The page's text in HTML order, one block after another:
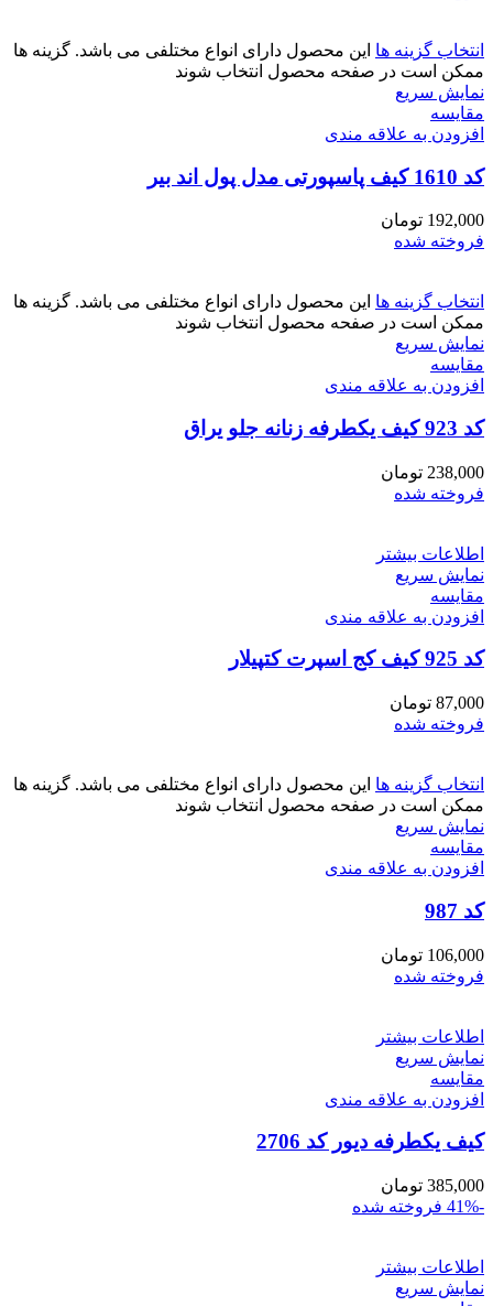
انتخاب گزینه ها این محصول دارای انواع مختلفی می باشد. گزینه ها
ممکن است در صفحه محصول انتخاب شوند
نمایش سریع
مقايسه
افزودن به علاقه مندی
کد 1610 کیف پاسپورتی مدل پول اند بیر
192,000 تومان
فروخته شده
انتخاب گزینه ها این محصول دارای انواع مختلفی می باشد. گزینه ها
ممکن است در صفحه محصول انتخاب شوند
نمایش سریع
مقايسه
افزودن به علاقه مندی
کد 923 کیف یکطرفه زنانه جلو یراق
238,000 تومان
فروخته شده
اطلاعات بیشتر
نمایش سریع
مقايسه
افزودن به علاقه مندی
کد 925 کیف کج اسپرت کتپیلار
87,000 تومان
فروخته شده
انتخاب گزینه ها این محصول دارای انواع مختلفی می باشد. گزینه ها
ممکن است در صفحه محصول انتخاب شوند
نمایش سریع
مقايسه
افزودن به علاقه مندی
کد 987
106,000 تومان
فروخته شده
اطلاعات بیشتر
نمایش سریع
مقايسه
افزودن به علاقه مندی
کیف یکطرفه دیور کد 2706
385,000 تومان
-41%
فروخته شده
اطلاعات بیشتر
نمایش سریع